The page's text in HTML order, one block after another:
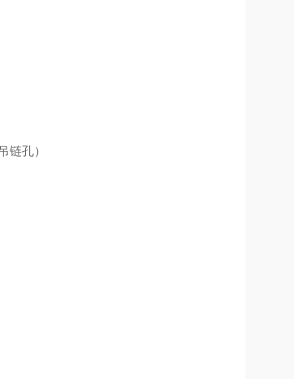
链孔）